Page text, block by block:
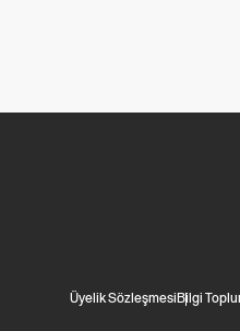
Üyelik SözleşmesiBilgi